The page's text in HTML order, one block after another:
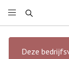
Deze